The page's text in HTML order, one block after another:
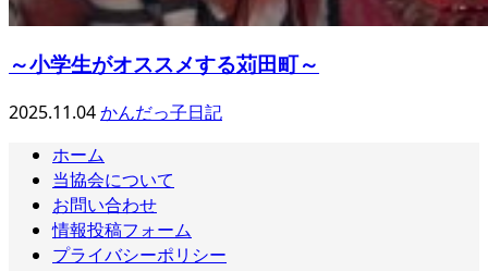
～小学生がオススメする苅田町～
2025.11.04かんだっ子日記
ホーム
当協会について
お問い合わせ
情報投稿フォーム
プライバシーポリシー